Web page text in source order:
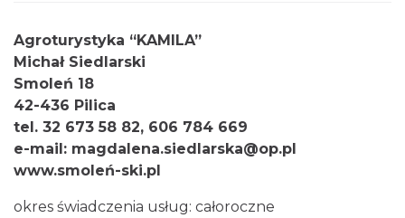
Agroturystyka “KAMILA”
Michał Siedlarski
Smoleń 18
42-436 Pilica
tel. 32 673 58 82, 606 784 669
e-mail: magdalena.siedlarska@op.pl
www.smoleń-ski.pl
okres świadczenia usług: całoroczne